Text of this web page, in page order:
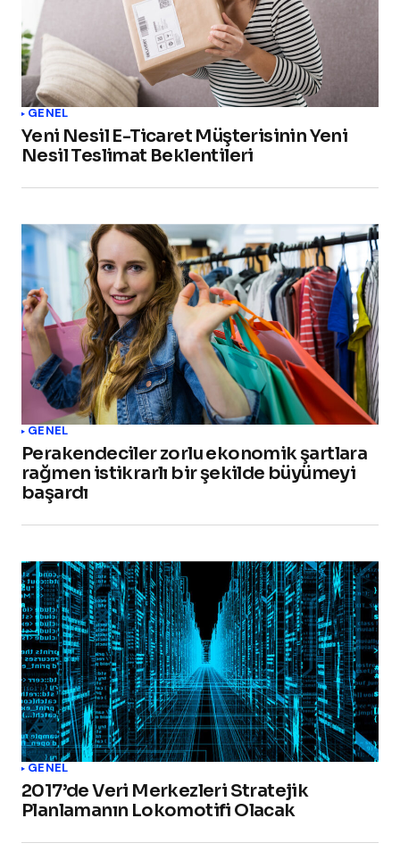
GENEL
Yeni Nesil E-Ticaret Müşterisinin Yeni
Nesil Teslimat Beklentileri
GENEL
Perakendeciler zorlu ekonomik şartlara
rağmen istikrarlı bir şekilde büyümeyi
başardı
GENEL
2017’de Veri Merkezleri Stratejik
Planlamanın Lokomotifi Olacak